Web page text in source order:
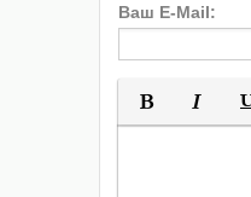
Ваш E-Mail: